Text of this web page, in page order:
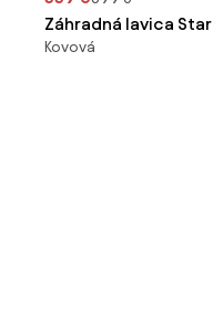
Záhradná lavica Star
Kovová